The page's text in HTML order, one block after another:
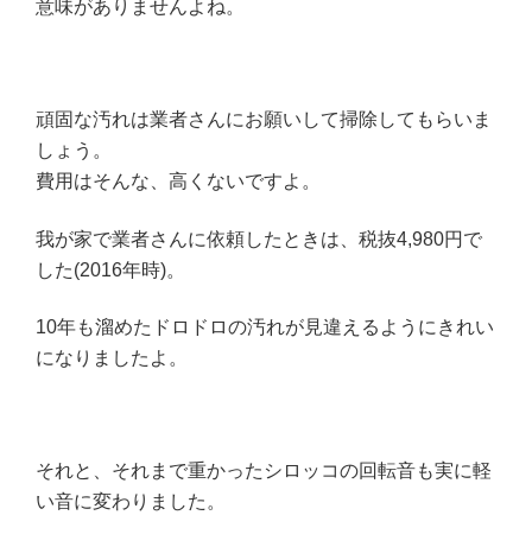
意味がありませんよね。
頑固な汚れは業者さんにお願いして掃除してもらいま
しょう。
費用はそんな、高くないですよ。
我が家で業者さんに依頼したときは、税抜4,980円で
した(2016年時)。
10年も溜めたドロドロの汚れが見違えるようにきれい
になりましたよ。
それと、それまで重かったシロッコの回転音も実に軽
い音に変わりました。